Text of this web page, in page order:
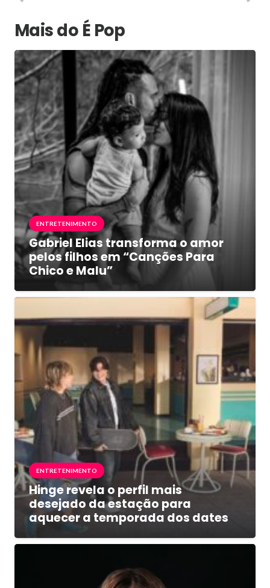
Mais do É Pop
ENTRETENIMENTO
Gabriel Elias transforma o amor
pelos filhos em “Canções Para
Chico e Malu”
ENTRETENIMENTO
Hinge revela o perfil mais
desejado da estação para
aquecer a temporada dos dates